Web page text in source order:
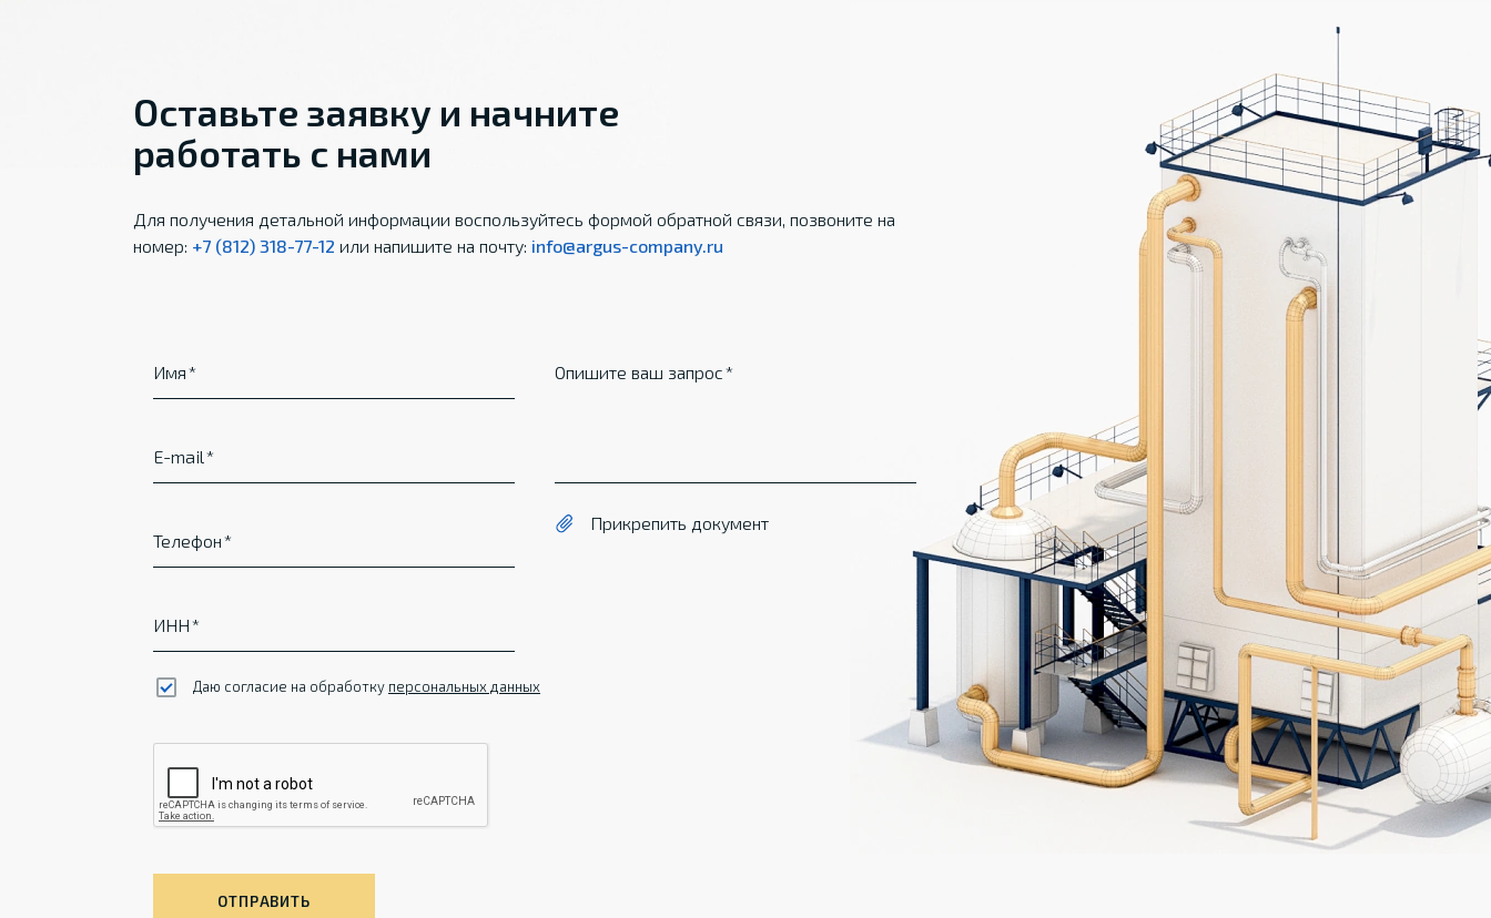
Оставьте заявку и начните
работать с нами
Для получения детальной информации воспользуйтесь формой обратной связи, позвоните на
номер: +7 (812) 318-77-12 или напишите на почту: info@argus-company.ru
Имя
E-mail
Телефон
ИНН
Опишите ваш запрос
Прикрепить документ
Даю согласие на обработку персональных данных
ОТПРАВИТЬ